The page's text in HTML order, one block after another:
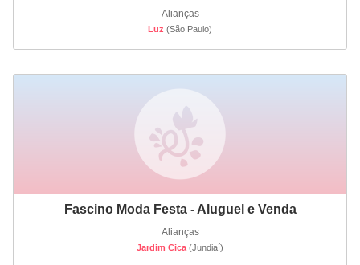
Alianças
Luz (São Paulo)
Fascino Moda Festa - Aluguel e Venda
Alianças
Jardim Cica (Jundiaí)